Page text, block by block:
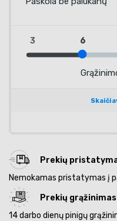
Prekių
Nemokamas pristatymas į
Prekių grąžinimas
14 darbo dienų pinigų